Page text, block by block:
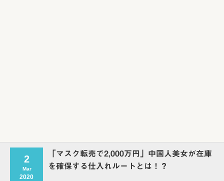
2
Mar
2020
「マスク転売で2,000万円」中国人美女が在庫
を確保する仕入れルートとは！？